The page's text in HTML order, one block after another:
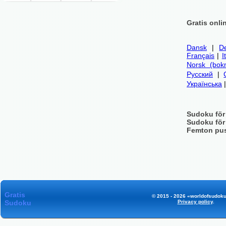
Gratis
Dansk |
Français |
Norsk
Русский |
Українська
Sudoku
Sudoku
Femton
Gratis
Sudoku
© 2015 - 2026
Privacy policy.